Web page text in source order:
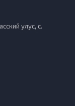
улус, с.